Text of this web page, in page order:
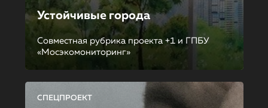
Устойчивые города
Совместная рубрика проекта +1 и ГПБУ
«Мосэкомониторинг»
СПЕЦПРОЕКТ